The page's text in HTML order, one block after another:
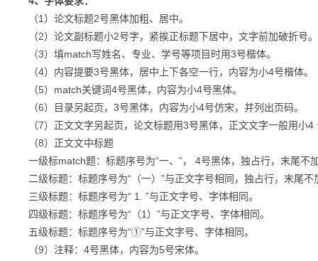
（1）论文标题2号黑体加粗、居中。
（2）论文副标题小2号字，紧挨正标题下居中，文字前加破折号。
（3）填match写姓名、专业、学号等项目时用3号楷体。
（4）内容提要3号黑体，居中上下各空一行，内容为小4号楷体。
（5）match关键词4号黑体，内容为小4号黑体。
（6）目录另起页，3号黑体，内容为小4号仿宋，并列出页码。
（7）正文文字另起页，论文标题用3号黑体，正文文字一般用小
（8）正文文中标题
一级标match题：标题序号为“一、”， 4号黑体，独占行，末尾不
二级标题：标题序号为“（一）”与正文字号相同，独占行，末尾不
三级标题：标题序号为“ 1. ”与正文字号、字体相同。
四级标题：标题序号为“（1）”与正文字号、字体相同。
五级标题：标题序号为“①”与正文字号、字体相同。
（9）注释：4号黑体，内容为5号宋体。